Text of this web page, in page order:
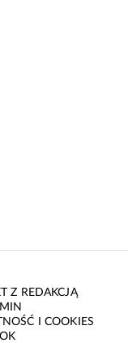
Z REDAKCJĄ
I COOKIES